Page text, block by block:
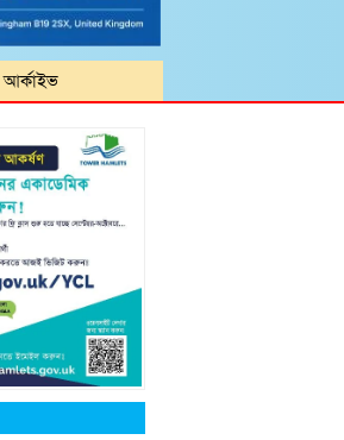
আর্কাইভ